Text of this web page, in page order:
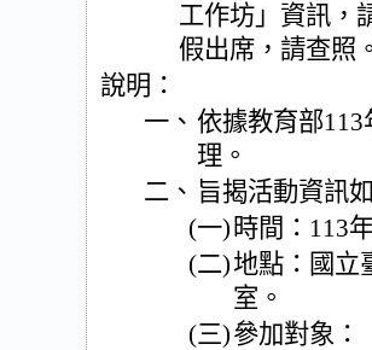
工作坊」資訊，
假出席，請查照。
說明：
一、 依據教育部113
理。
二、 旨揭活動資訊
(一) 時間：113
(二)地點：國立
室。
(三)參加對象：